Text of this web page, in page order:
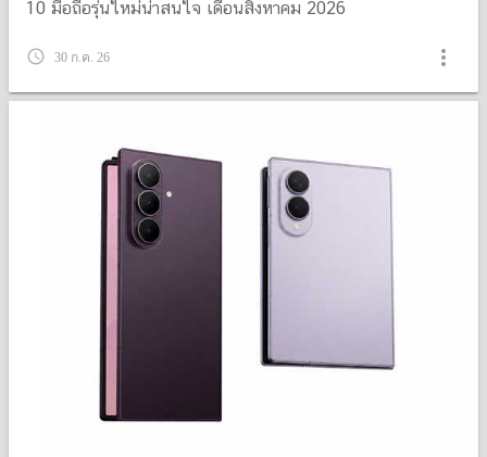
10 มือถือรุ่นใหม่น่าสนใจ เดือนสิงหาคม 2026
query_builder 30 ก.ค. 26 more_vert